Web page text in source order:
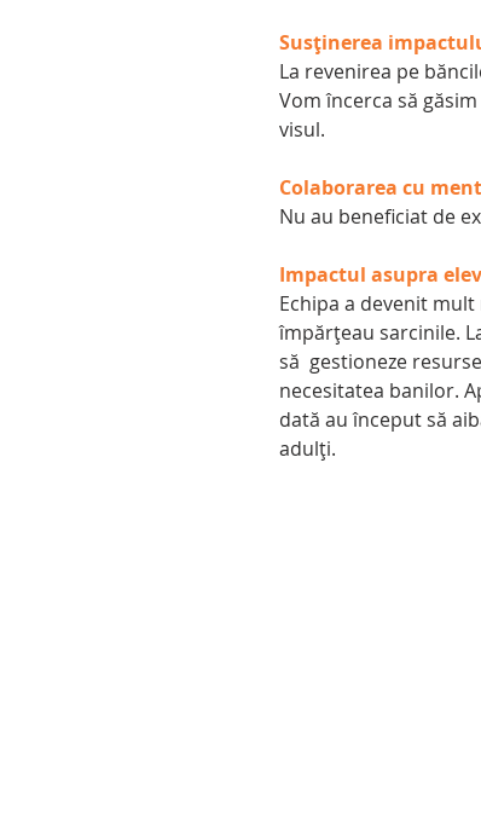
Susținerea
La revenirea pe
Vom încerca să
visul.
Colaborarea cu
Nu au beneficiat de
Impactul asupra
Echipa a devenit
împărțeau sarcinile.
să  gestioneze
necesitatea banilor.
dată au început să
adulți.